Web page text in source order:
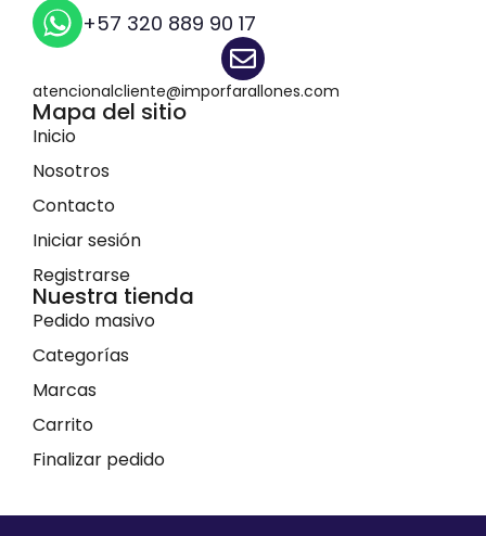
+57 320 889 90 17
atencionalcliente@imporfarallones.com
Mapa del sitio
Inicio
Nosotros
Contacto
Iniciar sesión
Registrarse
Nuestra tienda
Pedido masivo
Categorías
Marcas
Carrito
Finalizar pedido